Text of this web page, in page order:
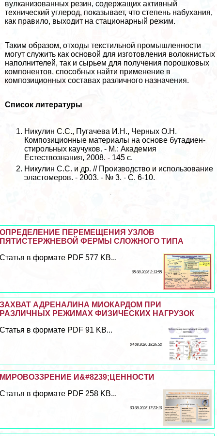
вулканизованных резин, содержащих активный
технический углерод, показывает, что степень набухания,
как правило, выходит на стационарный режим.
Таким образом, отходы текстильной промышленности
могут служить как основой для изготовления волокнистых
наполнителей, так и сырьем для получения порошковых
компонентов, способных найти применение в
композиционных составах различного назначения.
Список литературы
Никулин С.С., Пугачева И.Н., Черных О.Н.
Композиционные материалы на основе бутадиен-
стирольных каучуков. - М.: Академия
Естествознания, 2008. - 145 с.
Никулин С.С. и др. // Производство и использование
эластомеров. - 2003. - № 3. - С. 6-10.
ОПРЕДЕЛЕНИЕ ПЕРЕМЕЩЕНИЯ УЗЛОВ
ПЯТИСТЕРЖНЕВОЙ ФЕРМЫ СЛОЖНОГО ТИПА
Статья в формате PDF 577 KB...
05 08 2026 2:13:55
ЗАХВАТ АДРЕНАЛИНА МИОКАРДОМ ПРИ
РАЗЛИЧНЫХ РЕЖИМАХ ФИЗИЧЕСКИХ НАГРУЗОК
Статья в формате PDF 91 KB...
04 08 2026 18:26:52
МИРОВОЗЗРЕНИЕ И&#8239;ЦЕННОСТИ
Статья в формате PDF 258 KB...
03 08 2026 17:23:10